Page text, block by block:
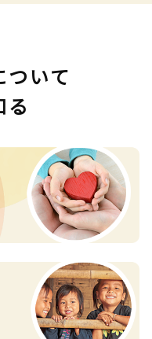
ついて
る